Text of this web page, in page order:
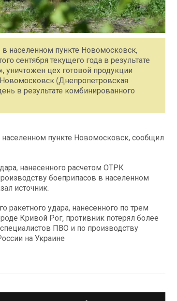
населенном пункте Новомосковск,
сентября текущего года в результате
уничтожен цех готовой продукции
(Днепропетровская
в результате комбинированного
пункте Новомосковск, сообщил
нанесенного расчетом ОТРК
боеприпасов в населенном
источник.
ракетного удара, нанесенного по трем
Кривой Рог, противник потерял более
ПВО и по производству
на Украине